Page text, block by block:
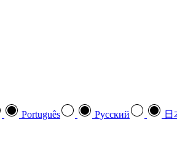
Português Pусский 日